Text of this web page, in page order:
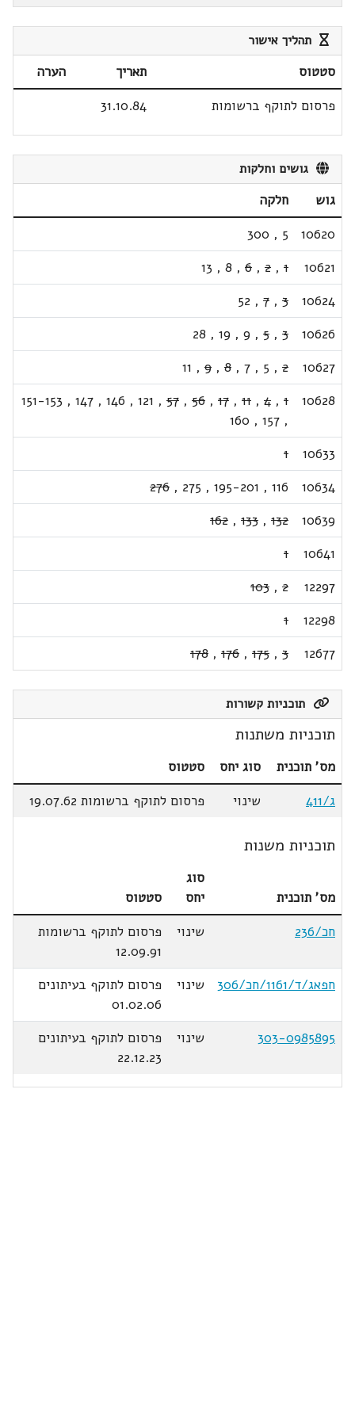
תהליך אישור
סטטוס תאריך
הערה
פרסום לתוקף ברשומות
31.10.84
גושים וחלקות
גוש
חלקה
10620
5
,
300
10621
1
,
2
,
6
,
8
,
13
10624
3
,
7
,
52
10626
3
,
5
,
9
,
19
,
28
10627
2
,
5
,
7
,
8
,
9
,
11
10628
1
,
4
,
11
,
17
,
56
,
57
,
121
,
146
,
147
,
151-153
,
157
,
160
10633
1
10634
116
,
195-201
,
275
,
276
10639
132
,
133
,
162
10641
1
12297
2
,
103
12298
1
12677
3
,
175
,
176
,
178
תוכניות קשורות
תוכניות משתנות
מס' תוכנית סוג יחס
סטטוס
ג/411
שינוי פרסום לתוקף ברשומות 19.07.62
תוכניות משנות
מס' תוכנית
סוג
יחס
סטטוס
חכ/236
שינוי
פרסום לתוקף ברשומות
12.09.91
חפאג/ד/1161/חכ/306
שינוי
פרסום לתוקף בעיתונים
01.02.06
303-0985895
שינוי
פרסום לתוקף בעיתונים
22.12.23